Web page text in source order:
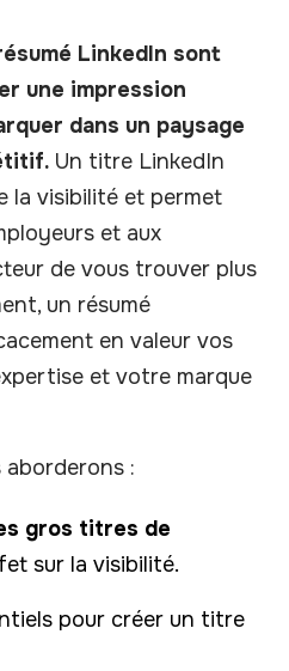
LinkedIn sont
une impression
dans un paysage
Un titre LinkedIn
la visibilité et permet
et aux
de vous trouver plus
un résumé
en valeur vos
et votre marque
aborderons :
gros titres de
sur la visibilité.
pour créer un titre